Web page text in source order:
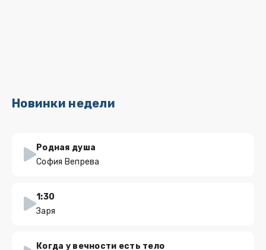
Новинки недели
Родная душа
София Вепрева
1:30
Заря
Когда у вечности есть тело